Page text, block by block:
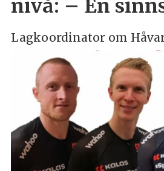
nivå: – En
Lagkoordinator om